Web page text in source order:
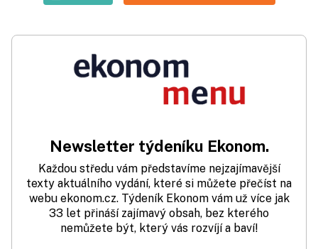
Newsletter týdeníku Ekonom.
Každou středu vám představíme nejzajímavější
texty aktuálního vydání, které si můžete přečíst na
webu ekonom.cz. Týdeník Ekonom vám už více jak
33 let přináší zajímavý obsah, bez kterého
nemůžete být, který vás rozvíjí a baví!